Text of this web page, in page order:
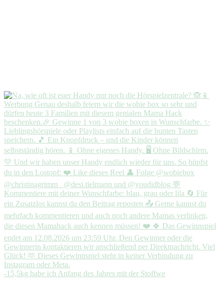
-15,5kg habe ich Anfang des Jahres mit der Stoffwe